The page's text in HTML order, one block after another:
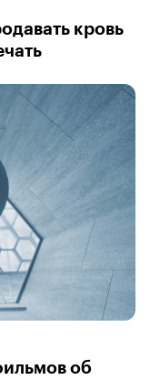
кровь
об